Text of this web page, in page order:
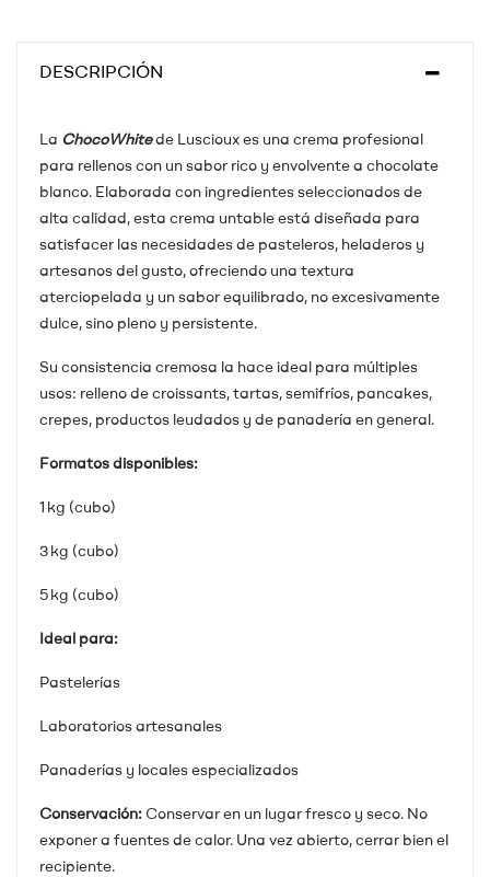
DESCRIPCIÓN
La ChocoWhitede Luscioux es una crema profesional
para rellenos con un sabor rico y envolvente a chocolate
blanco. Elaborada con ingredientes seleccionados de
alta calidad, esta crema untable está diseñada para
satisfacer las necesidades de pasteleros, heladeros y
artesanos del gusto, ofreciendo una textura
aterciopelada y un sabor equilibrado, no excesivamente
dulce, sino pleno y persistente.
Su consistencia cremosa la hace ideal para múltiples
usos: relleno de croissants, tartas, semifríos, pancakes,
crepes, productos leudados y de panadería en general.
Formatos disponibles:
1 kg (cubo)
3 kg (cubo)
5 kg (cubo)
Ideal para:
Pastelerías
Laboratorios artesanales
Panaderías y locales especializados
Conservación: Conservar en un lugar fresco y seco. No
exponer a fuentes de calor. Una vez abierto, cerrar bien el
recipiente.